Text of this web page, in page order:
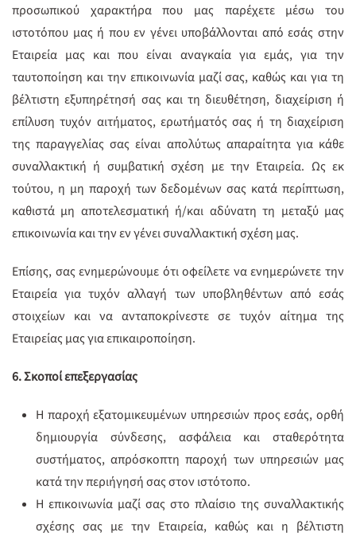
προσωπικού χαρακτήρα που μας παρέχετε μέσω του
ιστοτόπου μας ή που εν γένει υποβάλλονται από εσάς στην
Εταιρεία μας και που είναι αναγκαία για εμάς, για την
ταυτοποίηση και την επικοινωνία μαζί σας, καθώς και για τη
βέλτιστη εξυπηρέτησή σας και τη διευθέτηση, διαχείριση ή
επίλυση τυχόν αιτήματος, ερωτήματός σας ή τη διαχείριση
της παραγγελίας σας είναι απολύτως απαραίτητα για κάθε
συναλλακτική ή συμβατική σχέση με την Εταιρεία. Ως εκ
τούτου, η μη παροχή των δεδομένων σας κατά περίπτωση,
καθιστά μη αποτελεσματική ή/και αδύνατη τη μεταξύ μας
επικοινωνία και την εν γένει συναλλακτική σχέση μας.
Επίσης, σας ενημερώνουμε ότι οφείλετε να ενημερώνετε την
Εταιρεία για τυχόν αλλαγή των υποβληθέντων από εσάς
στοιχείων και να ανταποκρίνεστε σε τυχόν αίτημα της
Εταιρείας μας για επικαιροποίηση.
6. Σκοποί επεξεργασίας
H παροχή εξατομικευμένων υπηρεσιών προς εσάς, ορθή
δημιουργία σύνδεσης, ασφάλεια και σταθερότητα
συστήματος, απρόσκοπτη παροχή των υπηρεσιών μας
κατά την περιήγησή σας στον ιστότοπο.
Η επικοινωνία μαζί σας στο πλαίσιο της συναλλακτικής
σχέσης σας με την Εταιρεία, καθώς και η βέλτιστη